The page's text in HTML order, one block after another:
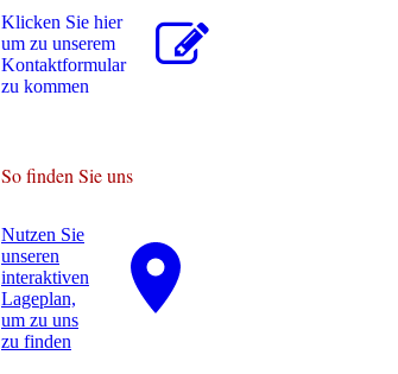
Klicken Sie hier
um zu unserem
Kon­takt­for­mu­lar
zu kommen
So finden Sie uns
Nutzen Sie
unseren
interaktiven
La­ge­plan,
um zu uns
zu finden